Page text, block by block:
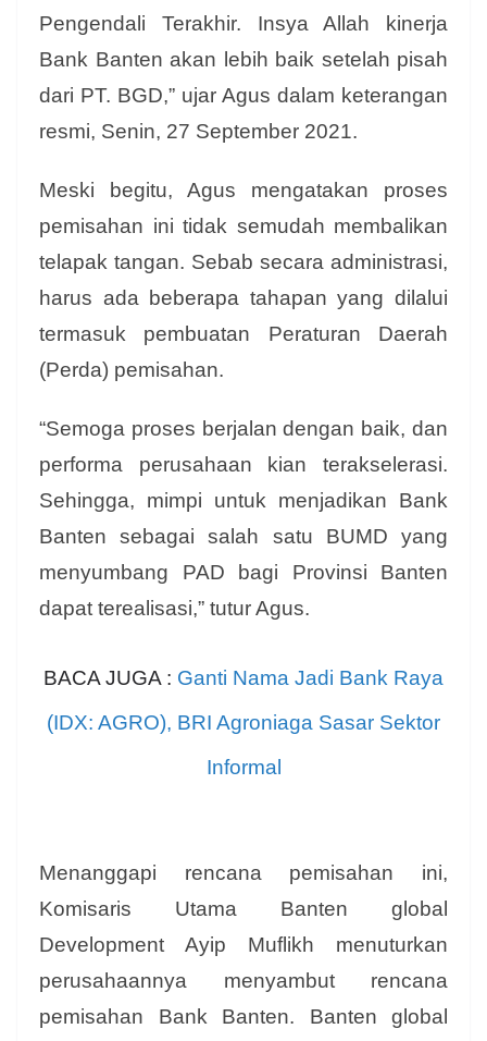
Pengendali Terakhir. Insya Allah kinerja
Bank Banten akan lebih baik setelah pisah
dari PT. BGD,” ujar Agus dalam keterangan
resmi, Senin, 27 September 2021.
Meski begitu, Agus mengatakan proses
pemisahan ini tidak semudah membalikan
telapak tangan. Sebab secara administrasi,
harus ada beberapa tahapan yang dilalui
termasuk pembuatan Peraturan Daerah
(Perda) pemisahan.
“Semoga proses berjalan dengan baik, dan
performa perusahaan kian terakselerasi.
Sehingga, mimpi untuk menjadikan Bank
Banten sebagai salah satu BUMD yang
menyumbang PAD bagi Provinsi Banten
dapat terealisasi,” tutur Agus.
BACA JUGA : Ganti Nama Jadi Bank Raya
(IDX: AGRO), BRI Agroniaga Sasar Sektor
Informal
Menanggapi rencana pemisahan ini,
Komisaris Utama Banten global
Development Ayip Muflikh menuturkan
perusahaannya menyambut rencana
pemisahan Bank Banten. Banten global